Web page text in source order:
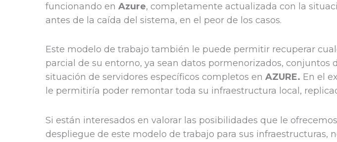
funcionando en Azure, completamente actualizada con la
antes de la caída del sistema, en el peor de los casos.
Este modelo de trabajo también le puede permitir recuperar
parcial de su entorno, ya sean datos pormenorizados, conjuntos
situación de servidores específicos completos en AZURE. En el
le permitiría poder remontar toda su infraestructura local,
Si están interesados en valorar las posibilidades que le
despliegue de este modelo de trabajo para sus infraestructuras,